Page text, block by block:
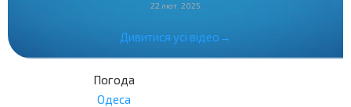
22 лют. 2025
Дивитися усі відео→
Погода
Одеса